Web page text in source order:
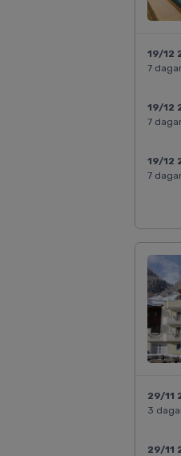
19/12
7
19/12
7
19/12
7
29/11
3
29/11